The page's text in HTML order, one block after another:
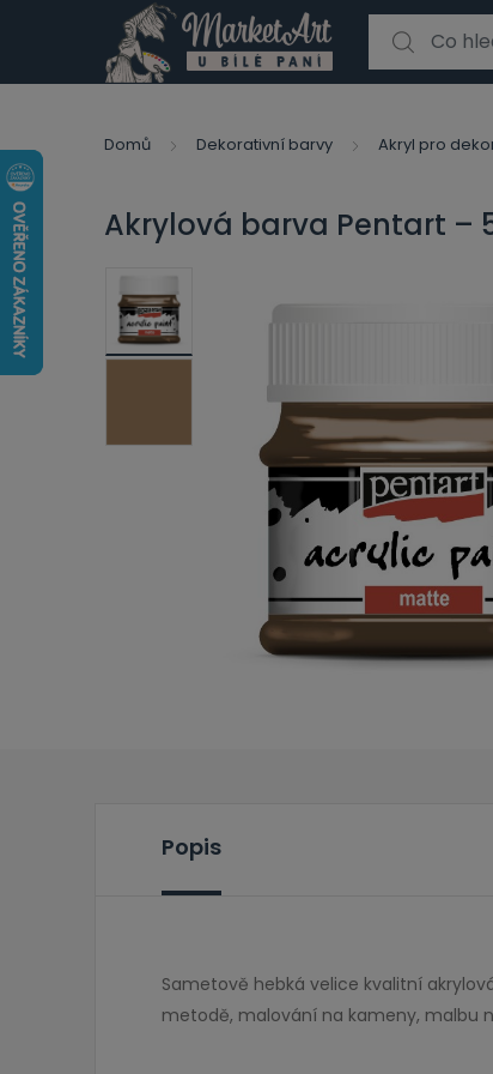
Search for:
Domů Dekorativní barvy Akryl pro
Akrylová barva Pentart –
Popis
Sametově hebká velice kvalitní
metodě, malování na kameny, malbu